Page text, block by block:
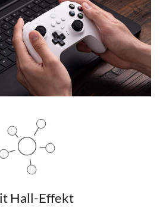
Hall-Effekt